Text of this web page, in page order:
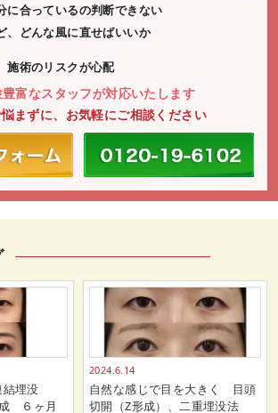
に合っているの判断できない
、どんな風に直せばいいか
施術のリスクが心配
富なスタッフが対応いたします
まずに、お気軽にご相談ください
埋没
６ヶ月
2024.6.14
自然な感じで目を大きく 目頭
切開（Z形成）、二重埋没法